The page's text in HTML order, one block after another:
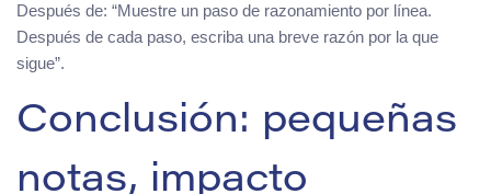
Después de: “Muestre un paso de razonamiento por línea.
Después de cada paso, escriba una breve razón por la que
sigue”.
Conclusión: pequeñas
notas, impacto